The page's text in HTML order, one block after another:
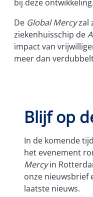
bij deze ontwikkeling.
De Global Mercyzal
ziekenhuisschip de
impact van
meer dan
Blijf op
In de komende
het evenement
Mercyin
onze nieuwsbrief
laatste nieuws.